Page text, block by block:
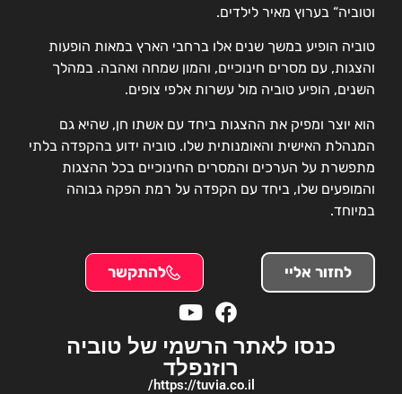
וטוביה“ בערוץ מאיר לילדים.
טוביה הופיע במשך שנים אלו ברחבי הארץ במאות הופעות
והצגות, עם מסרים חינוכיים, והמון שמחה ואהבה. במהלך
השנים, הופיע טוביה מול עשרות אלפי צופים.
הוא יוצר ומפיק את ההצגות ביחד עם אשתו חן, שהיא גם
המנהלת האישית והאומנותית שלו. טוביה ידוע בהקפדה בלתי
מתפשרת על הערכים והמסרים החינוכיים בכל ההצגות
והמופעים שלו, ביחד עם הקפדה על רמת הפקה גבוהה
במיוחד.
לחזור אליי להתקשר
כנסו לאתר הרשמי של טוביה
רוזנפלד
https://tuvia.co.il/